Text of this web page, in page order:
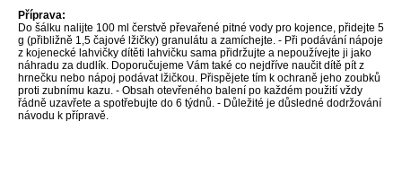
Příprava:
Do šálku nalijte 100 ml čerstvě převařené pitné vody pro kojence, přidejte 5
g (přibližně 1,5 čajové lžičky) granulátu a zamíchejte. - Při podávání nápoje
z kojenecké lahvičky dítěti lahvičku sama přidržujte a nepoužívejte ji jako
náhradu za dudlík. Doporučujeme Vám také co nejdříve naučit dítě pít z
hrnečku nebo nápoj podávat lžičkou. Přispějete tím k ochraně jeho zoubků
proti zubnímu kazu. - Obsah otevřeného balení po každém použití vždy
řádně uzavřete a spotřebujte do 6 týdnů. - Důležité je důsledné dodržování
návodu k přípravě.